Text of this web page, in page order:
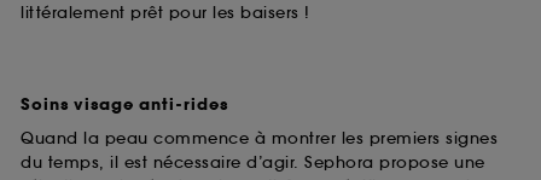
littéralement prêt pour les baisers !
Soins visage anti-rides
Quand la peau commence à montrer les premiers signes
du temps, il est nécessaire d’agir. Sephora propose une